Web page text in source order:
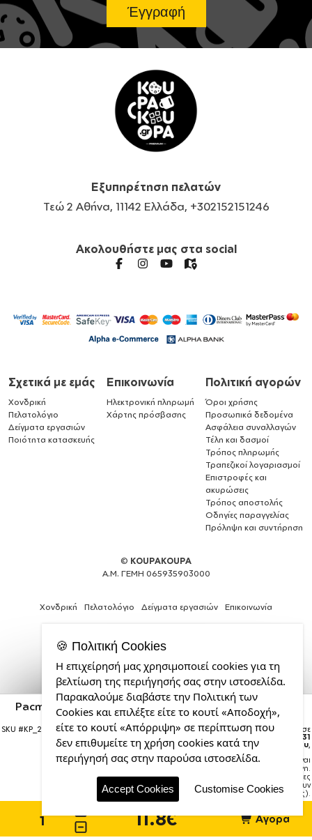
Pacman waka waka waka, Κούπα χρωματιστή κίτρινη,
κεραμική, 330ml
SKU #KP_276_11ozcYELLOW Η παραγγελία σας θα παραδοθεί σε
courier έως την Δευτέρα 31
Αυγούστου,
Σημείωση:Η παράδοση στο courier είναι
εκτιμώμενη.
1–3 εργάσιμες
ημέρες (ενδέχεται να υπάρξουν
καθυστερήσεις).
11.8€ Αγορά
Εξυπηρέτηση πελατών
Τεώ 2 Αθήνα, 11142 Ελλάδα, +302152151246
Ακολουθήστε μας στα social
Σχετικά με εμάς
Χονδρική
Πελατολόγιο
Δείγματα εργασιών
Ποιότητα κατασκευής
Επικοινωνία
Ηλεκτρονική πληρωμή
Χάρτης πρόσβασης
Πολιτική αγορών
Όροι χρήσης
Προσωπικά δεδομένα
Ασφάλεια συναλλαγών
Τέλη και δασμοί
Τρόπος πληρωμής
Τραπεζικοί λογαριασμοί
Επιστροφές και
ακυρώσεις
Τρόπος αποστολής
Οδηγίες παραγγελίας
Πρόληψη και συντήρηση
© KOUPAKOUPA
Α.Μ. ΓΕΜΗ 065935903000
Χονδρική Πελατολόγιο Δείγματα εργασιών Επικοινωνία
Expert
Web
Development
Services
από
την
CDL.gr
🍪 Πολιτική Cookies
Η επιχείρησή μας χρησιμοποιεί cookies για τη
βελτίωση της περιήγησής σας στην ιστοσελίδα.
Παρακαλούμε διαβάστε την Πολιτική των
Cookies και επιλέξτε είτε το κουτί «Αποδοχή»,
είτε το κουτί «Απόρριψη» σε περίπτωση που
δεν επιθυμείτε τη χρήση cookies κατά την
περιήγησή σας στην παρούσα ιστοσελίδα.
Accept Cookies Customise Cookies